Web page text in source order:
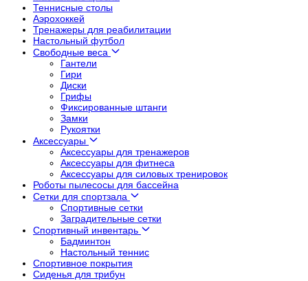
Теннисные столы
Аэрохоккей
Тренажеры для реабилитации
Настольный футбол
Свободные веса
Гантели
Гири
Диски
Грифы
Фиксированные штанги
Замки
Рукоятки
Аксессуары
Аксессуары для тренажеров
Аксессуары для фитнеса
Аксессуары для силовых тренировок
Роботы пылесосы для бассейна
Сетки для спортзала
Спортивные сетки
Заградительные сетки
Спортивный инвентарь
Бадминтон
Настольный теннис
Спортивное покрытия
Сиденья для трибун